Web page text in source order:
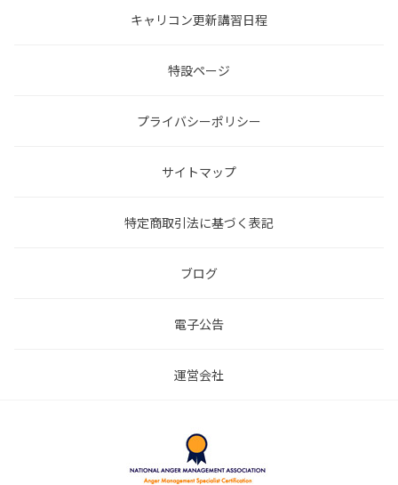
キャリコン更新講習日程
特設ページ
プライバシーポリシー
サイトマップ
特定商取引法に基づく表記
ブログ
電子公告
運営会社